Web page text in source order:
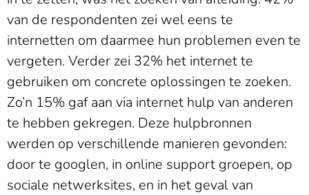
van de respondenten zei wel eens te
internetten om daarmee hun problemen even te
vergeten. Verder zei 32% het internet te
gebruiken om concrete oplossingen te zoeken.
Zo’n 15% gaf aan via internet hulp van anderen
te hebben gekregen. Deze hulpbronnen
werden op verschillende manieren gevonden:
door te googlen, in online support groepen, op
sociale netwerksites, en in het geval van